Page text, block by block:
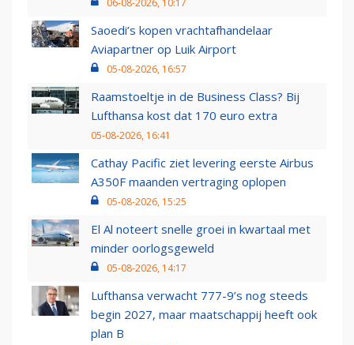
06-08-2026, 10:17
Saoedi’s kopen vrachtafhandelaar
Aviapartner op Luik Airport
05-08-2026, 16:57
Raamstoeltje in de Business Class? Bij
Lufthansa kost dat 170 euro extra
05-08-2026, 16:41
Cathay Pacific ziet levering eerste Airbus
A350F maanden vertraging oplopen
05-08-2026, 15:25
El Al noteert snelle groei in kwartaal met
minder oorlogsgeweld
05-08-2026, 14:17
Lufthansa verwacht 777-9’s nog steeds
begin 2027, maar maatschappij heeft ook
plan B